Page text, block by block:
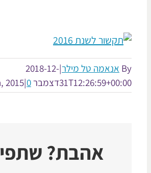
אנאמה טל מילר|
2018-12-
דצמבר 28th, 2015 |0 תגובות
אהבת? שתפי את